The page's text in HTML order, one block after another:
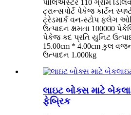
પોલિએસ્ટર 110 ગ્રામ
ટ્રાન્સપોર્ટ પેકેજ કાર્ટન
ટ્રેડમાર્ક વન-સ્ટોપ ફ્લેગ
ઉત્પાદન ક્ષમતા 100000
પેકેજ કદ પ્રતિ યુનિટ
15.00cm * 4.00cm કુલ
ઉત્પાદન 1.000kg
લાઇટ બોક્સ માટે
ફેબ્રિક